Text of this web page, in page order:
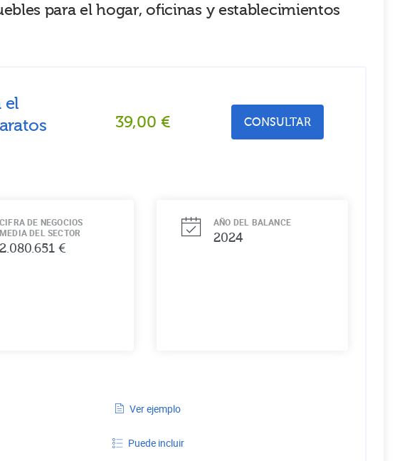
para el hogar, oficinas y establecimientos
el
39,00 € CONSULTAR
CIFRA DE NEGOCIOS
MEDIA DEL SECTOR
2.080.651 €
AÑO DEL BALANCE
2024
Ver ejemplo
Puede incluir